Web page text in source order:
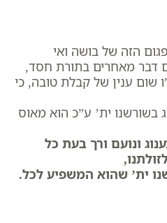
הזה של בושה ואי
דבר מאחרים בתורת חסד,
שום ענין של קבלת טובה, כי
בשורשנו ית’ ע”כ הוא מאוס
ונועם ורך בעת כל
ית’ שהוא המשפיע לכל.